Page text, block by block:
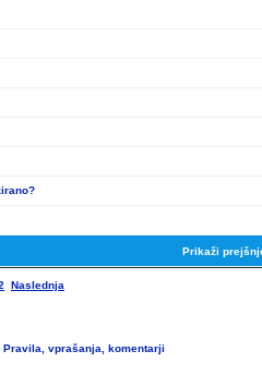
Prikaži
Naslednja
Pravila, vprašanja, komentarji